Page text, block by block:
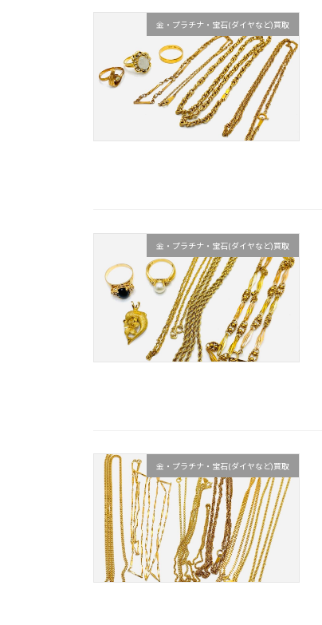
金・プラチナ・宝石(ダイヤなど)買取
金・プラチナ・宝石(ダイヤなど)買取
金・プラチナ・宝石(ダイヤなど)買取